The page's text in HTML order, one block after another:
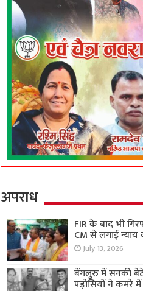
अपराध
FIR के बाद भी
CM से लगाई न्याय
July 13, 2026
बेंगलुरु में सनकी बेटे
पड़ोसियों ने कमरे